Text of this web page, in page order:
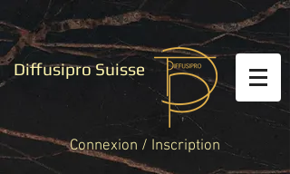
Diffusipro Suisse
Connexion / Inscription